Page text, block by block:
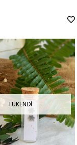
TÜKENDI